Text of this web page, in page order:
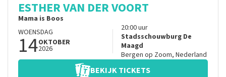
ESTHER VAN DER VOORT
Mama is Boos
WOENSDAG
14OKTOBER
2026
20:00uur
Stadsschouwburg De
Maagd
Bergen op Zoom, Nederland
BEKIJK TICKETS